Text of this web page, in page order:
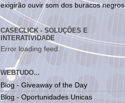
exigirão ouvir som dos buracos negros
CASECLICK - SOLUÇÕES E
INTERATIVIDADE
Error loading feed.
WEBTUDO...
Blog - Giveaway of the Day
Blog - Oportunidades Unicas